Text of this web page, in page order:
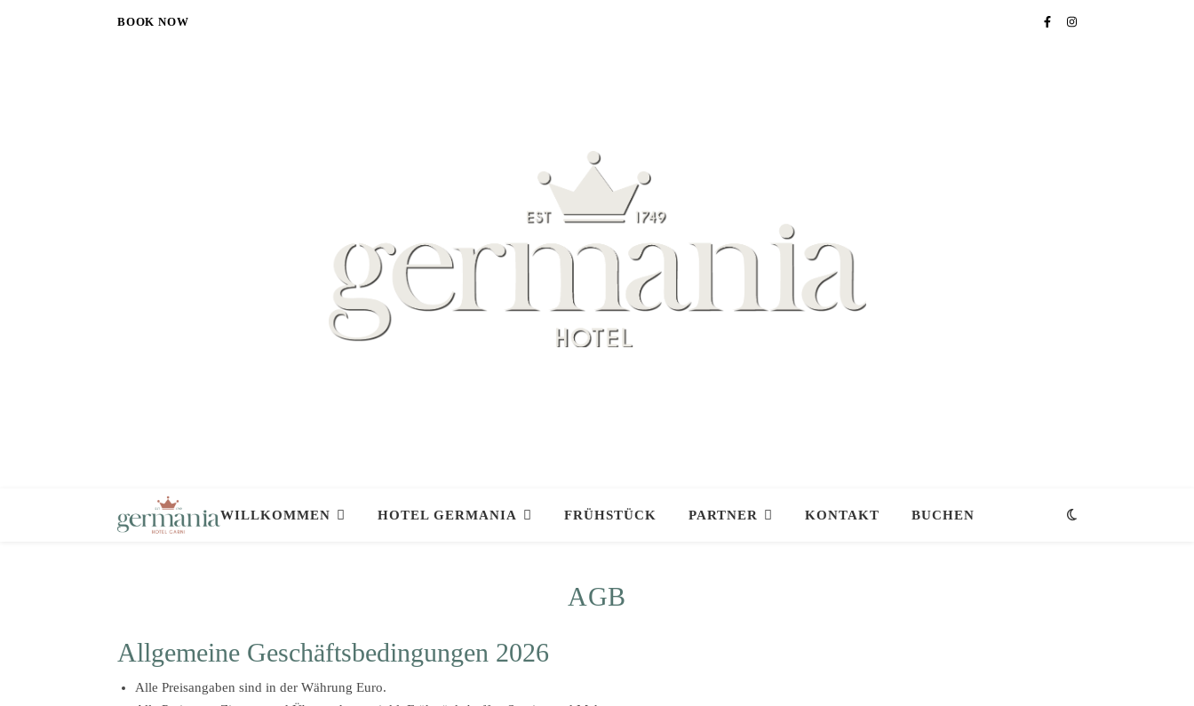
BOOK NOW
WILLKOMMEN HOTEL GERMANIA FRÜHSTÜCK PARTNER KONTAKT BUCHEN
AGB
Allgemeine Geschäftsbedingungen 2026
Alle Preisangaben sind in der Währung Euro.